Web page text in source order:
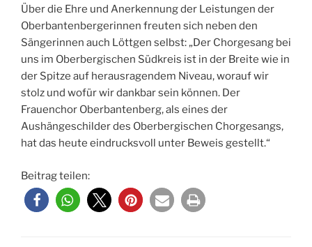
Über die Ehre und Anerkennung der Leistungen der
Oberbantenbergerinnen freuten sich neben den
Sängerinnen auch Löttgen selbst: „Der Chorgesang bei
uns im Oberbergischen Südkreis ist in der Breite wie in
der Spitze auf herausragendem Niveau, worauf wir
stolz und wofür wir dankbar sein können. Der
Frauenchor Oberbantenberg, als eines der
Aushängeschilder des Oberbergischen Chorgesangs,
hat das heute eindrucksvoll unter Beweis gestellt.“
Beitrag teilen: